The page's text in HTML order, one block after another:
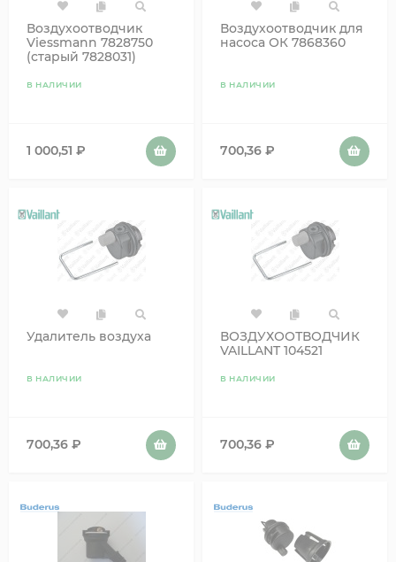
Воздухоотводчик
Viessmann 7828750
(старый 7828031)
В НАЛИЧИИ
1 000,51 ₽
Воздухоотводчик для
насоса ОК 7868360
В НАЛИЧИИ
700,36 ₽
Удалитель воздуха
В НАЛИЧИИ
700,36 ₽
ВОЗДУХООТВОДЧИК
VAILLANT 104521
В НАЛИЧИИ
700,36 ₽